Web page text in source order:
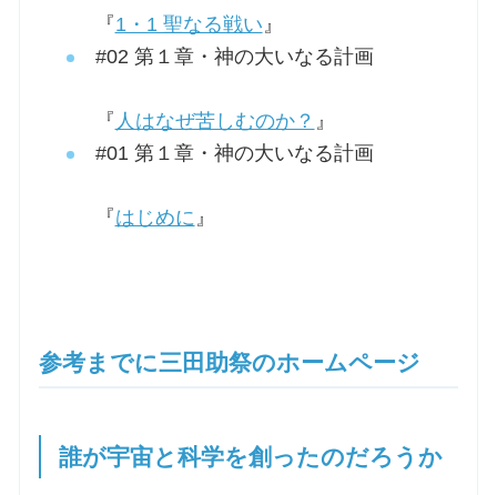
『1・1 聖なる戦い』
#02 第１章・神の大いなる計画
『 人はなぜ苦しむのか？ 』
#01 第１章・神の大いなる計画
『はじめに』
参考までに三田助祭のホームページ
誰が宇宙と科学を創ったのだろうか